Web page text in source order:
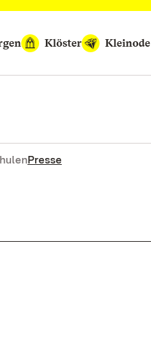
Klöster Kleinode
Presse